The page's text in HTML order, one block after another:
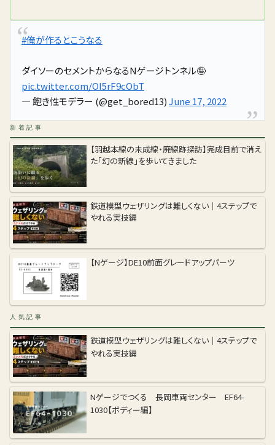
#俺が作るとこうなる
ダイソーのセメントからなるNゲージトンネル🤪
pic.twitter.com/OI5rF9cObT
— 飽き性モデラー (@get_bored13)June 17, 2022
新着記事
【羽越本線の未成線・廃線跡探訪】完成目前で消え
た「幻の新線」を歩いてきました
鉄道模型ウェザリングは難しくない｜4ステップで
やれる実技編
【Nゲージ】DE10前面グレードアップパーツ
人気記事
鉄道模型ウェザリングは難しくない｜4ステップで
やれる実技編
Nゲージでつくる 長岡車両センター EF64-
1030【ボディー編】